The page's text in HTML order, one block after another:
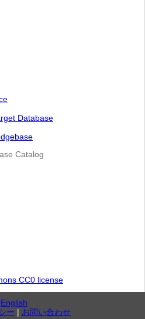
Database
Catalog
CC0 license
English
ー | お問い合わせ